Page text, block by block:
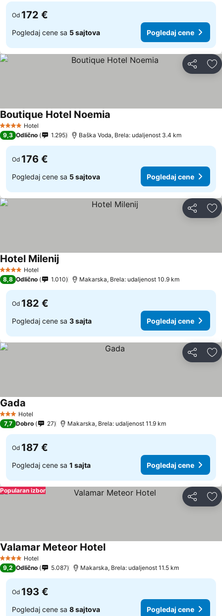
Od 172 €
Pogledaj cene sa 5 sajtova Pogledaj cene
Deli
4 ZvezdiceHotel
Boutique Hotel Noemia
9,3 Odlično 1.295 Baška Voda, Brela: udaljenost 3.4 km
Od 176 €
Pogledaj cene sa 5 sajtova Pogledaj cene
Deli
4 ZvezdiceHotel
Hotel MilenijPogledaj cene
8,8 Odlično 1.010 Makarska, Brela: udaljenost 10.9 km
Od 182 €
Pogledaj cene sa 3 sajta Pogledaj cene
Deli
3 Zvezdice
Hotel
Gada
7,7 Dobro 27 Makarska, Brela: udaljenost 11.9 km
Od 187 €
Pogledaj cene sa 1 sajta Pogledaj cene
Deli
Popularan izbor
4 ZvezdiceHotel
Valamar Meteor HotelPogledaj cene
9,2 Odlično 5.087 Makarska, Brela: udaljenost 11.5 km
Od 193 €
Pogledaj cene sa 8 sajtova Pogledaj cene